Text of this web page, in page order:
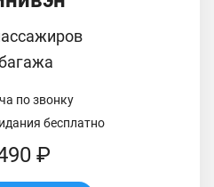
по звонку
бесплатно
₽